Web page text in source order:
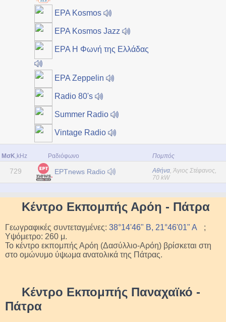
ΕΡΑ Kosmos
ΕΡΑ Kosmos Jazz
ΕΡΑ Η Φωνή της Ελλάδας
ΕΡΑ Zeppelin
Radio 80's
Summer Radio
Vintage Radio
ΜσΚ,kHz Ραδιόφωνο Πομπός
729 ΕΡΤnews Radio Αθήνα, Άγιος Στέφανος,
70 kW
Κέντρο Εκπομπής Αρόη - Πάτρα
Γεωγραφικές συντεταγμένες: 38°14'46" Β, 21°46'01" Α
;
Υψόμετρο: 260 μ.
Το κέντρο εκπομπής Αρόη (Δασύλλιο-Αρόη) βρίσκεται στη
στο ομώνυμο ύψωμα ανατολικά της Πάτρας.
Κέντρο Εκπομπής Παναχαϊκό -
Πάτρα